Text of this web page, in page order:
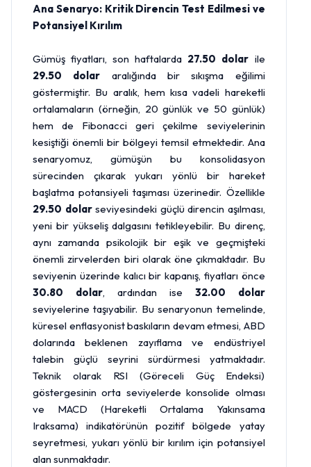
Ana Senaryo: Kritik Direncin Test Edilmesi ve
Potansiyel Kırılım
Gümüş fiyatları, son haftalarda 27.50 dolar ile
29.50 dolar aralığında bir sıkışma eğilimi
göstermiştir. Bu aralık, hem kısa vadeli hareketli
ortalamaların (örneğin, 20 günlük ve 50 günlük)
hem de Fibonacci geri çekilme seviyelerinin
kesiştiği önemli bir bölgeyi temsil etmektedir. Ana
senaryomuz, gümüşün bu konsolidasyon
sürecinden çıkarak yukarı yönlü bir hareket
başlatma potansiyeli taşıması üzerinedir. Özellikle
29.50 dolarseviyesindeki güçlü direncin aşılması,
yeni bir yükseliş dalgasını tetikleyebilir. Bu direnç,
aynı zamanda psikolojik bir eşik ve geçmişteki
önemli zirvelerden biri olarak öne çıkmaktadır. Bu
seviyenin üzerinde kalıcı bir kapanış, fiyatları önce
30.80 dolar, ardından ise 32.00 dolar
seviyelerine taşıyabilir. Bu senaryonun temelinde,
küresel enflasyonist baskıların devam etmesi, ABD
dolarında beklenen zayıflama ve endüstriyel
talebin güçlü seyrini sürdürmesi yatmaktadır.
Teknik olarak RSI (Göreceli Güç Endeksi)
göstergesinin orta seviyelerde konsolide olması
ve MACD (Hareketli Ortalama Yakınsama
Iraksama) indikatörünün pozitif bölgede yatay
seyretmesi, yukarı yönlü bir kırılım için potansiyel
alan sunmaktadır.